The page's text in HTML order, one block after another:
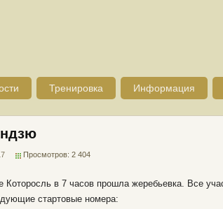
Тренировка Информация
Просмотров: 2 404
в 7 часов прошла жеребьевка. Все
стартовые номера: